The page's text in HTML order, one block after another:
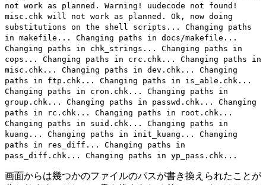
not work as planned. Warning! uudecode not found!
misc.chk will not work as planned. Ok, now doing
substitutions on the shell scripts... Changing paths
in makefile... Changing paths in docs/makefile...
Changing paths in chk_strings... Changing paths in
cops... Changing paths in crc.chk... Changing paths in
misc.chk... Changing paths in dev.chk... Changing
paths in ftp.chk... Changing paths in is_able.chk...
Changing paths in cron.chk... Changing paths in
group.chk... Changing paths in passwd.chk... Changing
paths in rc.chk... Changing paths in root.chk...
Changing paths in suid.chk... Changing paths in
kuang... Changing paths in init_kuang... Changing
paths in res_diff... Changing paths in
pass_diff.chk... Changing paths in yp_pass.chk...
画面からは幾つかのファイルのパスが書き換えられたことが